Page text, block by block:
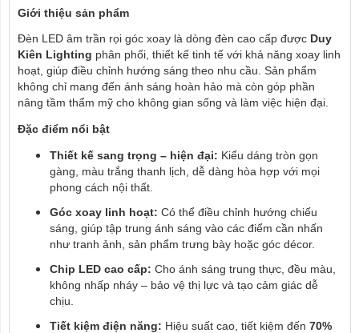
Giới thiệu sản phẩm
Đèn LED âm trần rọi góc xoay là dòng đèn cao cấp được Duy
Kiên Lighting phân phối, thiết kế tinh tế với khả năng xoay linh
hoạt, giúp điều chỉnh hướng sáng theo nhu cầu. Sản phẩm
không chỉ mang đến ánh sáng hoàn hảo mà còn góp phần
nâng tầm thẩm mỹ cho không gian sống và làm việc hiện đại.
Đặc điểm nổi bật
Thiết kế sang trọng – hiện đại: Kiểu dáng tròn gọn
gàng, màu trắng thanh lịch, dễ dàng hòa hợp với mọi
phong cách nội thất.
Góc xoay linh hoạt: Có thể điều chỉnh hướng chiếu
sáng, giúp tập trung ánh sáng vào các điểm cần nhấn
như tranh ảnh, sản phẩm trưng bày hoặc góc décor.
Chip LED cao cấp: Cho ánh sáng trung thực, đều màu,
không nhấp nháy – bảo vệ thị lực và tạo cảm giác dễ
chịu.
Tiết kiệm điện năng: Hiệu suất cao, tiết kiệm đến 70%